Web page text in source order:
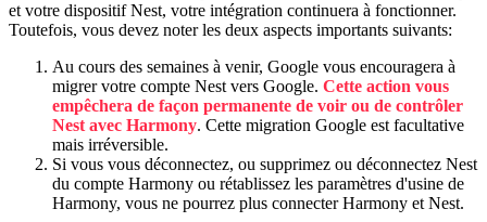
et votre dispositif Nest, votre intégration continuera à fonctionner.
Toutefois, vous devez noter les deux aspects importants suivants:
Au cours des semaines à venir, Google vous encouragera à
migrer votre compte Nest vers Google. Cette action vous
empêchera de façon permanente de voir ou de contrôler
Nest avec Harmony. Cette migration Google est facultative
mais irréversible.
Si vous vous déconnectez, ou supprimez ou déconnectez Nest
du compte Harmony ou rétablissez les paramètres d'usine de
Harmony, vous ne pourrez plus connecter Harmony et Nest.